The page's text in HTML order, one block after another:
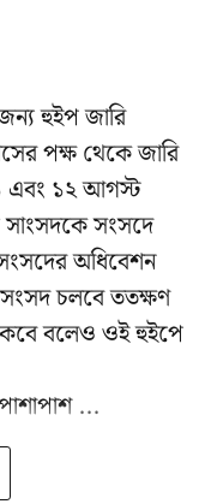
হুইপ জারি
পক্ষ থেকে জারি
এবং ১২ আগস্ট
সংসদে
অধিবেশন
চলবে ততক্ষণ
বলেও ওই হুইপে
...